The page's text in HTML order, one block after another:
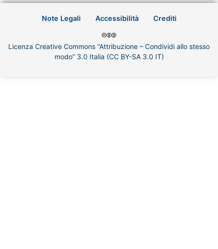
Note Legali Accessibilità Crediti
Licenza Creative Commons “Attribuzione – Condividi allo stesso
modo” 3.0 Italia (CC BY-SA 3.0 IT)